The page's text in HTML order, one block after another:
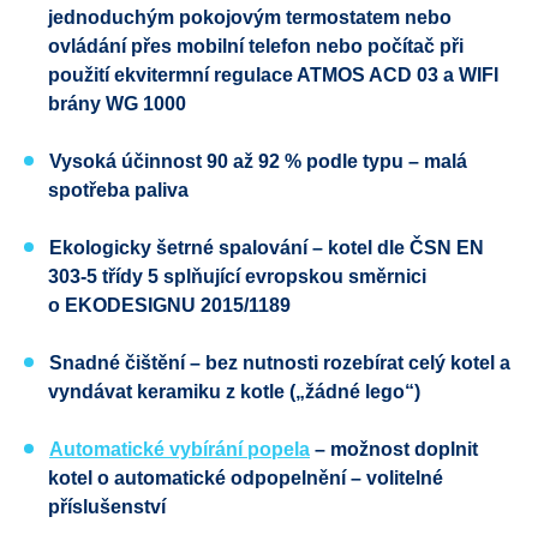
jednoduchým pokojovým termostatem nebo
ovládání přes mobilní telefon nebo počítač při
použití ekvitermní regulace ATMOS ACD 03 a WIFI
brány WG 1000
Vysoká účinnost 90 až 92 % podle typu – malá
spotřeba paliva
Ekologicky šetrné spalování – kotel dle ČSN EN
303-5 třídy 5 splňující evropskou směrnici
o EKODESIGNU 2015/1189
Snadné čištění – bez nutnosti rozebírat celý kotel a
vyndávat keramiku z kotle („žádné lego“)
Automatické vybírání popela – možnost doplnit
kotel o automatické odpopelnění – volitelné
příslušenství